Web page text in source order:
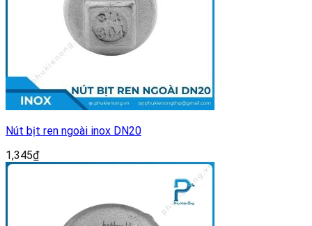
Nút bịt ren ngoài inox DN20
1,345₫